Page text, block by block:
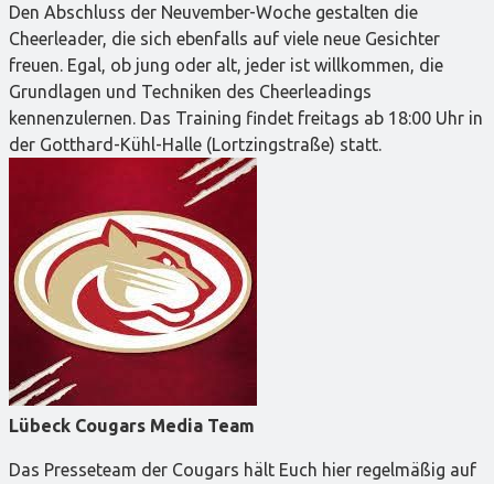
Den Abschluss der Neuvember-Woche gestalten die
Cheerleader, die sich ebenfalls auf viele neue Gesichter
freuen. Egal, ob jung oder alt, jeder ist willkommen, die
Grundlagen und Techniken des Cheerleadings
kennenzulernen. Das Training findet freitags ab 18:00 Uhr in
der Gotthard-Kühl-Halle (Lortzingstraße) statt.
Lübeck Cougars Media Team
Das Presseteam der Cougars hält Euch hier regelmäßig auf